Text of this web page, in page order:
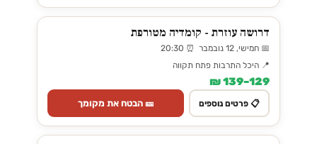
דרושה עוזרת - קומדיה מטורפת
📅 חמישי, 12 נובמבר ⏰ 20:30
📍 היכל התרבות פתח תקווה
129–139 ₪
📋 פרטים נוספים 🎫 הבטח את מקומך